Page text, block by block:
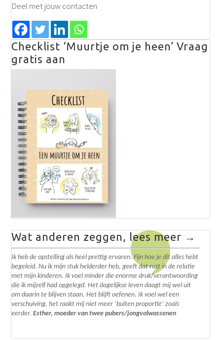
Deel met jouw contacten
Checklist ‘Muurtje om je heen’ Vraag
gratis aan
Wat anderen zeggen, lees meer →
Ik heb de opstelling als heel prettig ervaren. Fijn hoe je dit alles hebt
begeleid. Nu ik mijn stuk helderder heb, geeft dat rust in de relatie
met mijn kinderen. Ik voel minder die enorme druk/verantwoording
die ik mijzelf had opgelegd.Het dagelijkse leven daagt mij wel uit
om daarin te blijven staan. Het blijft oefenen. Ik voel wel een
verschuiving, het raakt mij niet meer ‘buiten proportie’ zoals
eerder.Esther, moeder van twee pubers/jongvolwassenen